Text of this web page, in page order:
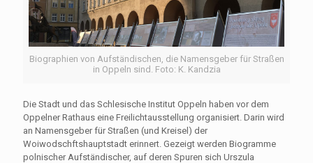
Biographien von Aufständischen, die Namensgeber für Straßen
in Oppeln sind. Foto: K. Kandzia
Die Stadt und das Schlesische Institut Oppeln haben vor dem
Oppelner Rathaus eine Freilichtausstellung organisiert. Darin wird
an Namensgeber für Straßen (und Kreisel) der
Woiwodschftshauptstadt erinnert. Gezeigt werden Biogramme
polnischer Aufständischer, auf deren Spuren sich Urszula